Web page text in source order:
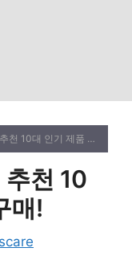
대 인기 제품 지금 구매!
천 10
매!